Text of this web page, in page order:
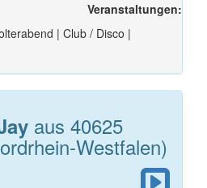
Veranstaltungen:
| Club / Disco |
aus 40625
Westfalen)